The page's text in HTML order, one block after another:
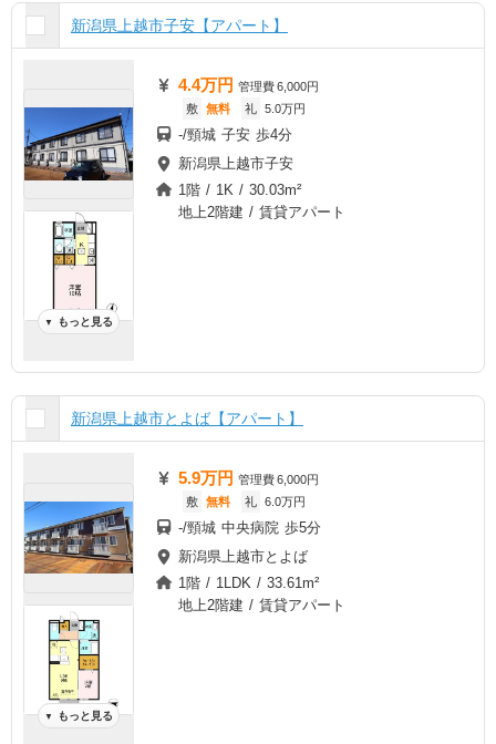
新潟県上越市子安【アパート】
▼ もっと見る
4.4万円 管理費6,000円
敷 無料 礼 5.0万円
-/頸城 子安 歩4分
新潟県上越市子安
1階 / 1K / 30.03m²
地上2階建 / 賃貸アパート
新潟県上越市とよば【アパート】
▼ もっと見る
5.9万円 管理費6,000円
敷 無料 礼 6.0万円
-/頸城 中央病院 歩5分
新潟県上越市とよば
1階 / 1LDK / 33.61m²
地上2階建 / 賃貸アパート